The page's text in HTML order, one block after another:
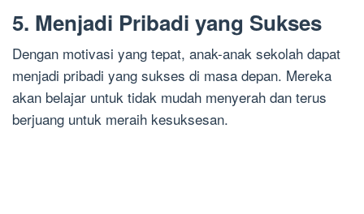
5. Menjadi Pribadi yang Sukses
Dengan motivasi yang tepat, anak-anak sekolah dapat
menjadi pribadi yang sukses di masa depan. Mereka
akan belajar untuk tidak mudah menyerah dan terus
berjuang untuk meraih kesuksesan.